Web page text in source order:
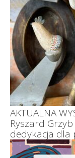
AKTUALNA
Ryszard
dedykacja dla